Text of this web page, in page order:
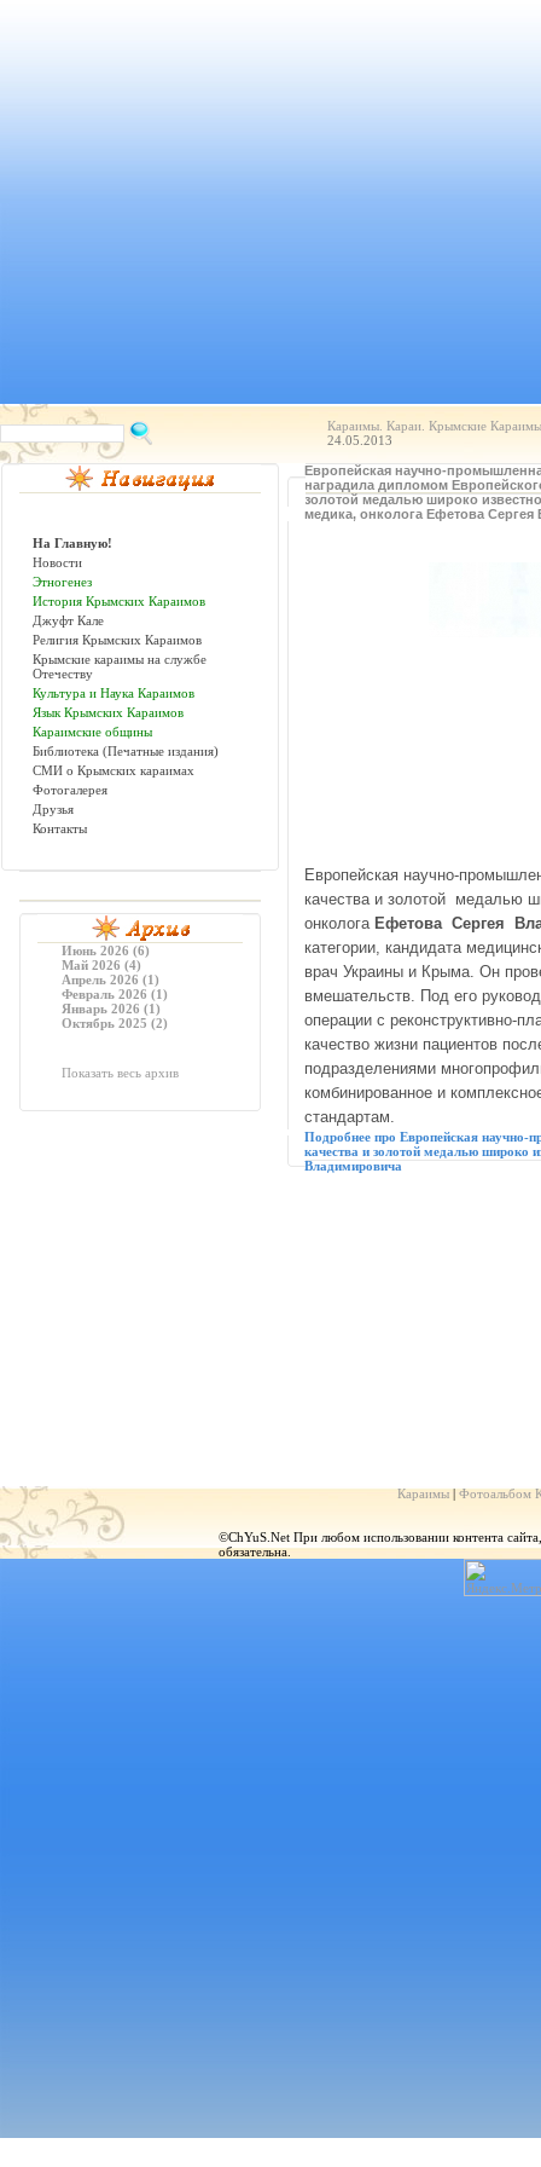
Караимы. Караи. Крымские
24.05.2013
На Главную!
Новости
Этногенез
История Крымских Караимов
Джуфт Кале
Религия Крымских Караимов
Крымские караимы на службе
Отечеству
Культура и Наука Караимов
Язык Крымских Караимов
Караимские общины
Библиотека (Печатные издания)
СМИ о Крымских караимах
Фотогалерея
Друзья
Контакты
Июнь 2026 (6)
Май 2026 (4)
Апрель 2026 (1)
Февраль 2026 (1)
Январь 2026 (1)
Октябрь 2025 (2)
Показать весь архив
Eвропейская научно-
наградила дипломом
золотой медалью широко
медика, онколога Ефетова
Eвропейская научно-
качества и золотой медалью
онколога Ефетова Сергея
категории, кандидата
врач Украины и Крыма. Он
вмешательств. Под его
операции с реконструктивно-
качество жизни пациентов
подразделениями
комбинированное и
стандартам.
Подробнее про Eвропейская
качества и золотой медалью широко
Владимировича
Караимы|Фотоальбом
©ChYuS.Net При любом использовании контента
обязательна.